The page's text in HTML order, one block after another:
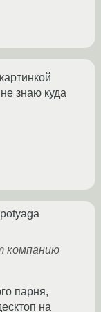
знаю куда
компанию
парня,
на